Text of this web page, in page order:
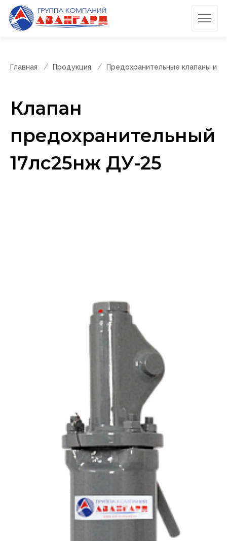
Главная Продукция Предохранительные клапаны и
Клапан
предохранительный
17лс25нж ДУ-25